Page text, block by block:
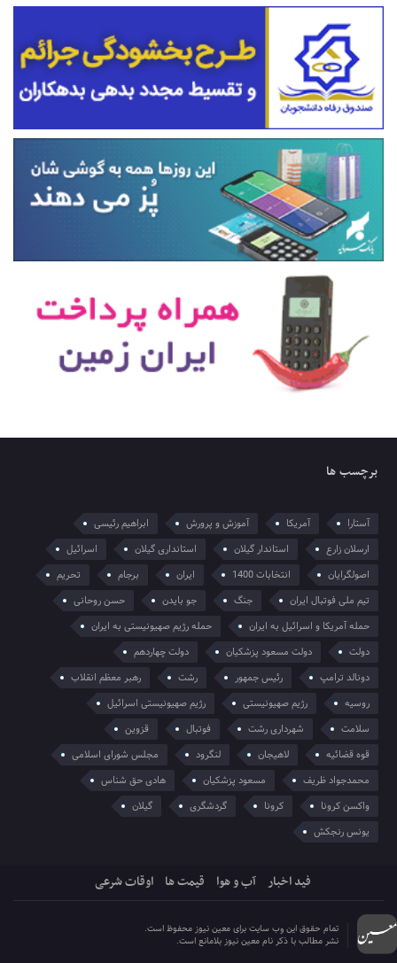
برچسب ها
آستارا آمریکا آموزش و پرورش
ابراهیم رئیسی
ارسلان زارع
استاندار گیلان استانداری گیلان
اسرائیل
اصولگرایان
انتخابات 1400 ایران برجام
تحریم
تیم ملی فوتبال ایران
جنگ جو بایدن
حسن روحانی
حمله آمریکا و اسرائیل به ایران
حمله رژیم صهیونیستی به ایران
دولت
دولت مسعود پزشکیان
دولت چهاردهم
دونالد ترامپ
رئیس جمهور رشت
رهبر معظم انقلاب
روسیه
رژیم صهیونیستی
رژیم صهیونیستی اسرائیل
سلامت
شهرداری رشت فوتبال
قزوین
قوه قضائیه
لاهیجان لنگرود
مجلس شورای اسلامی
محمدجواد ظریف
مسعود پزشکیان
هادی حق شناس
واکسن کرونا
کرونا گردشگری
گیلان
یونس رنجکش
فید اخبار آب و هوا قیمت ها اوقات شرعی
تمام حقوق این وب سایت برای معین نیوز محفوظ است.
نشر مطالب با ذکر نام معین نیوز بلامانع است.